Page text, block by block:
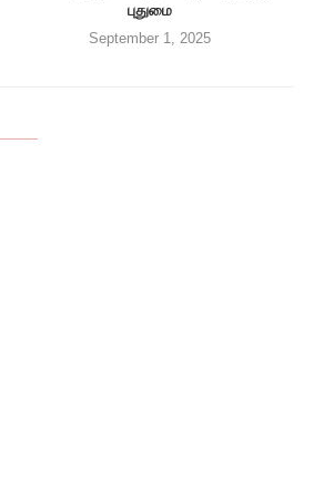
புதுமை
September 1, 2025